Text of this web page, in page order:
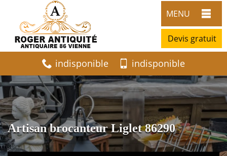
MENU
Devis gratuit
indisponible indisponible
Artisan brocanteur Liglet 86290